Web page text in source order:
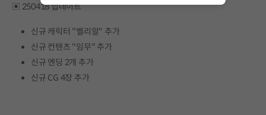
▣ 250418 업데이트
신규 캐릭터 "벨리알" 추가
신규 컨텐츠 "임무" 추가
신규 엔딩 2개 추가
신규 CG 4장 추가